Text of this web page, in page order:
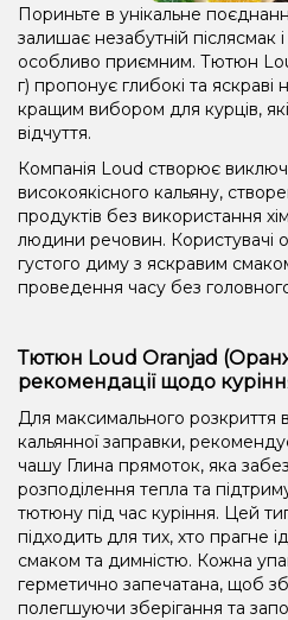
Пориньте в унікальне
залишає незабутній післясмак
особливо приємним. Тютюн
г) пропонує глибокі та
кращим вибором для курців,
відчуття.
Компанія Loud створює
високоякісного кальяну,
продуктів без використання
людини речовин. Користувачі
густого диму з яскравим
проведення часу без
Тютюн Loud Oranjad
рекомендації щодо
Для максимального розкриття
кальянної заправки,
чашу Глина прямоток, яка
розподілення тепла та
тютюну під час куріння. Цей
підходить для тих, хто прагне
смаком та димністю. Кожна
герметично запечатана, щоб
полегшуючи зберігання та